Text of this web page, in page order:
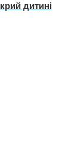
дитині